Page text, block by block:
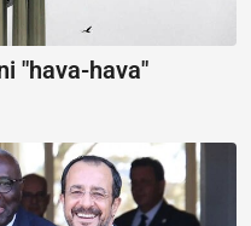
"hava-hava"